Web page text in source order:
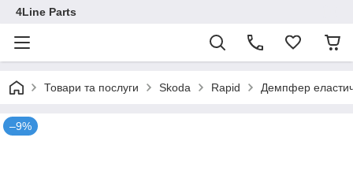
4Line Parts
Товари та послуги Skoda Rapid Демпфер
–9%